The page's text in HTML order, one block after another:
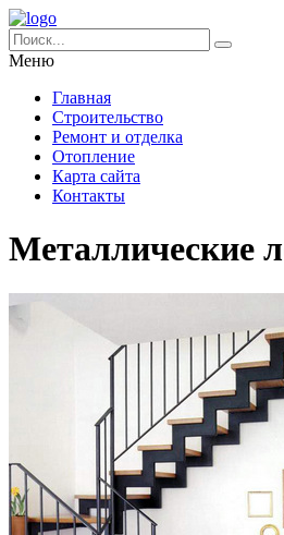
Меню
Главная
Строительство
Ремонт и отделка
Отопление
Карта сайта
Контакты
Металлические